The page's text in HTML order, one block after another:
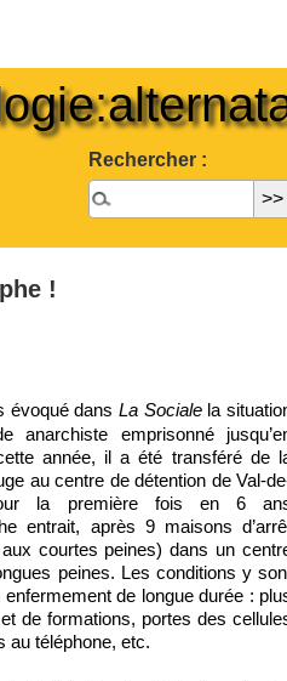
Rechercher :
!
évoqué dans La Socialela
anarchiste emprisonné
année, il a été transféré de
au centre de détention de Val-
la première fois en 6
entrait, après 9 maisons
courtes peines) dans un
peines. Les conditions y
de longue durée :
de formations, portes des
au téléphone, etc.